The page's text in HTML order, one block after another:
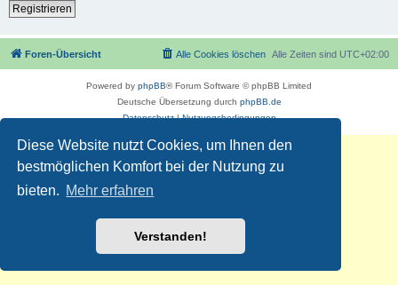
Diese Website nutzt Cookies, um Ihnen den
bestmöglichen Komfort bei der Nutzung zu
bieten. Mehr erfahren
Verstanden!
Registrieren
Foren-Übersicht Alle Zeiten sind UTC+02:00
Alle Cookies löschen
Powered by phpBB® Forum Software © phpBB Limited
Deutsche Übersetzung durch phpBB.de
Datenschutz|Nutzungsbedingungen